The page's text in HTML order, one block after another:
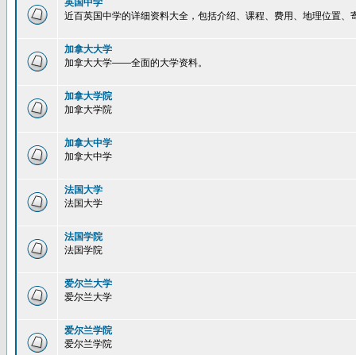
英国中学
近百英国中学的详细资料大全，包括介绍、课程、费用、地理位置、
加拿大大学
加拿大大学——全面的大学资料。
加拿大学院
加拿大学院
加拿大中学
加拿大中学
法国大学
法国大学
法国学院
法国学院
爱尔兰大学
爱尔兰大学
爱尔兰学院
爱尔兰学院